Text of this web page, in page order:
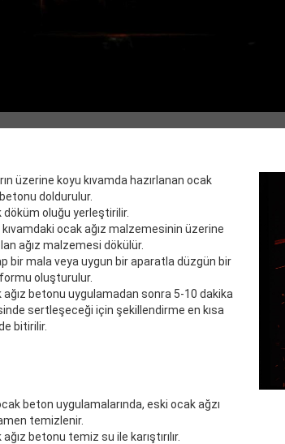
üzerine koyu kıvamda hazırlanan ocak
doldurulur.
döküm oluğu yerleştirilir.
kıvamdaki ocak ağız malzemesinin üzerine
ağız malzemesi dökülür.
bir mala veya uygun bir aparatla düzgün bir
formu oluşturulur.
ağız betonu uygulamadan sonra 5-10 dakika
sertleşeceği için şekillendirme en kısa
bitirilir.
beton uygulamalarında, eski ocak ağzı
temizlenir.
ağız betonu temiz su ile karıştırılır.